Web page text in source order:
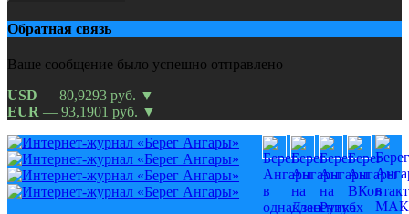
Обратная связь
Ваше сообщение было успешно отправлено
USD — 80,9293 руб. ▼
EUR — 93,1901 руб. ▼